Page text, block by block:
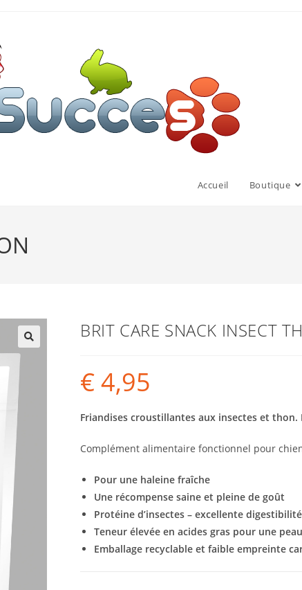
Accueil Boutique
BRIT CARE SNACK INSECT
€4,95
Friandises croustillantes aux insectes et thon.
Complément alimentaire fonctionnel pour
Pour une haleine fraîche
Une récompense saine et pleine de goût
Protéine d’insectes – excellente
Teneur élevée en acides gras pour une
Emballage recyclable et faible empreinte